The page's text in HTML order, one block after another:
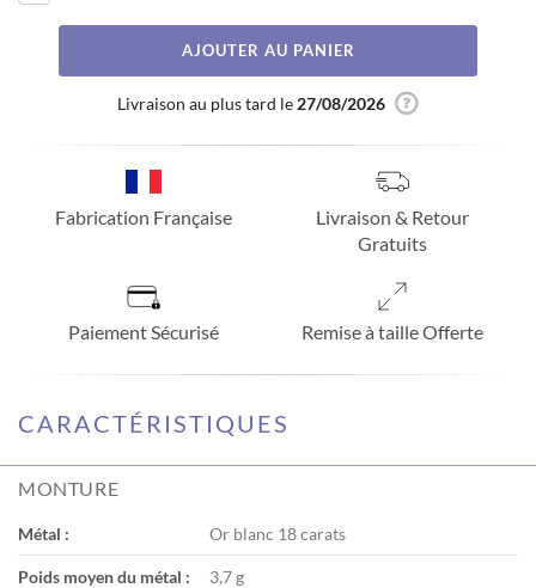
AJOUTER AU PANIER
Livraison au plus tard le 27/08/2026
Fabrication Française
Livraison & Retour
Gratuits
Paiement Sécurisé Remise à taille Offerte
CARACTÉRISTIQUES
MONTURE
Métal : Or blanc 18 carats
Poids moyen du métal : 3,7 g